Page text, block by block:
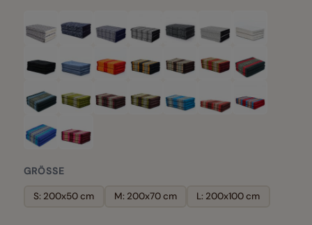
GRÖSSE
S: 200x50 cm M: 200x70 cm L: 200x100 cm